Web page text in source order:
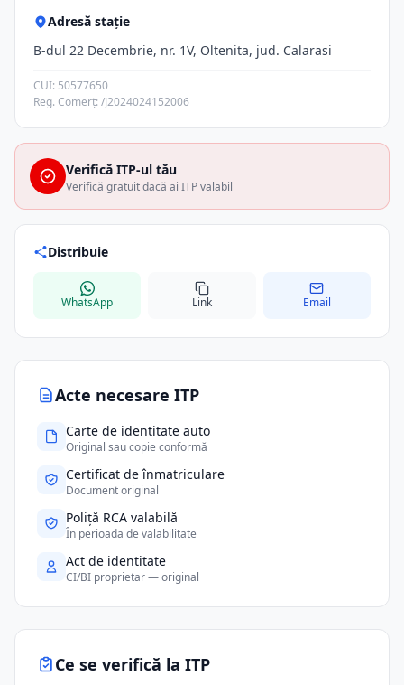
Acte necesare ITP
Carte de identitate auto
Original sau copie conformă
Certificat de înmatriculare
Document original
Poliță RCA valabilă
În perioada de valabilitate
Act de identitate
CI/BI proprietar — original
Ce se verifică la ITP
Adresă stație
B-dul 22 Decembrie, nr. 1V, Oltenita, jud. Calarasi
CUI: 50577650
Reg. Comerț: /J2024024152006
Verifică ITP-ul tău
Verifică gratuit dacă ai ITP valabil
Distribuie
WhatsApp Link Email